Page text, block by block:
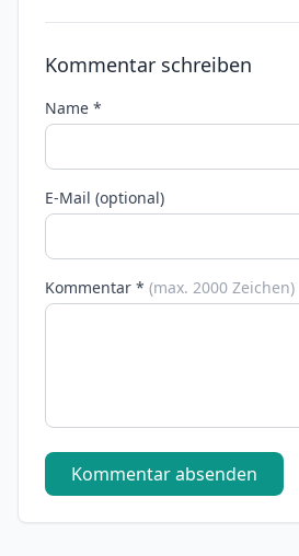
Kommentar schreiben
Name *
E-Mail (optional)
Kommentar * (max. 2000 Zeichen)
Kommentar absenden